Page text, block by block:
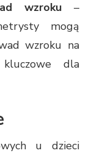
wzroku –
mogą
wzroku na
dla
u dzieci